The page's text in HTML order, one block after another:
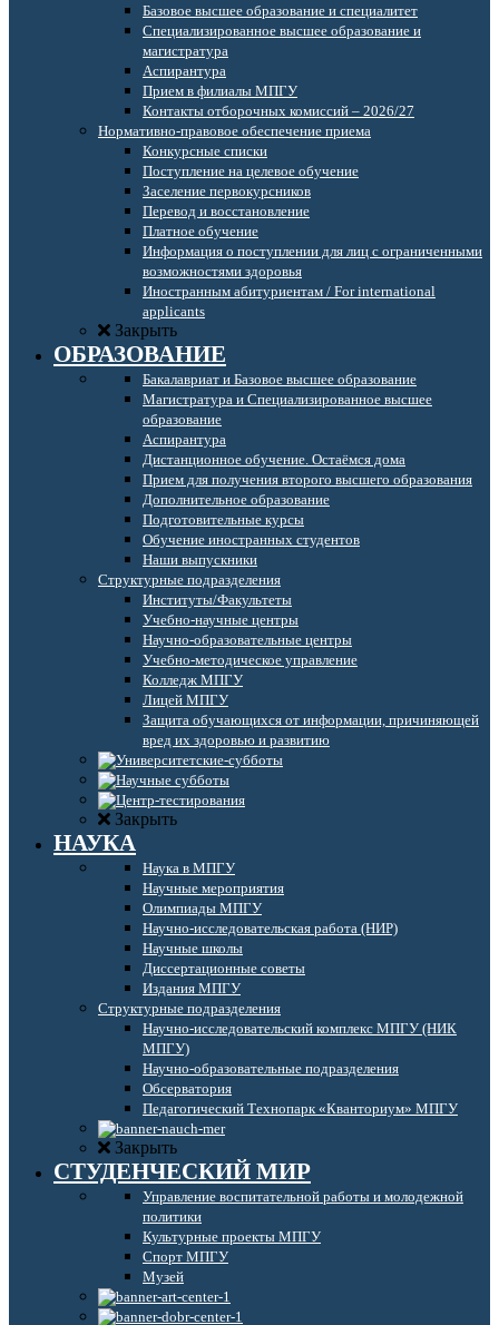
Базовое высшее образование и специалитет
Специализированное высшее образование и
магистратура
Аспирантура
Прием в филиалы МПГУ
Контакты отборочных комиссий – 2026/27
Нормативно-правовое обеспечение приема
Конкурсные списки
Поступление на целевое обучение
Заселение первокурсников
Перевод и восстановление
Платное обучение
Информация о поступлении для лиц с ограниченными
возможностями здоровья
Иностранным абитуриентам / For international
applicants
Закрыть
ОБРАЗОВАНИЕ
Бакалавриат и Базовое высшее образование
Магистратура и Специализированное высшее
образование
Аспирантура
Дистанционное обучение. Остаёмся дома
Прием для получения второго высшего образования
Дополнительное образование
Подготовительные курсы
Обучение иностранных студентов
Наши выпускники
Структурные подразделения
Институты/Факультеты
Учебно-научные центры
Научно-образовательные центры
Учебно-методическое управление
Колледж МПГУ
Лицей МПГУ
Защита обучающихся от информации, причиняющей
вред их здоровью и развитию
Закрыть
НАУКА
Наука в МПГУ
Научные мероприятия
Олимпиады МПГУ
Научно-исследовательская работа (НИР)
Научные школы
Диссертационные советы
Издания МПГУ
Структурные подразделения
Научно-исследовательский комплекс МПГУ (НИК
МПГУ)
Научно-образовательные подразделения
Обсерватория
Педагогический Технопарк «Кванториум» МПГУ
Закрыть
СТУДЕНЧЕСКИЙ МИР
Управление воспитательной работы и молодежной
политики
Культурные проекты МПГУ
Спорт МПГУ
Музей